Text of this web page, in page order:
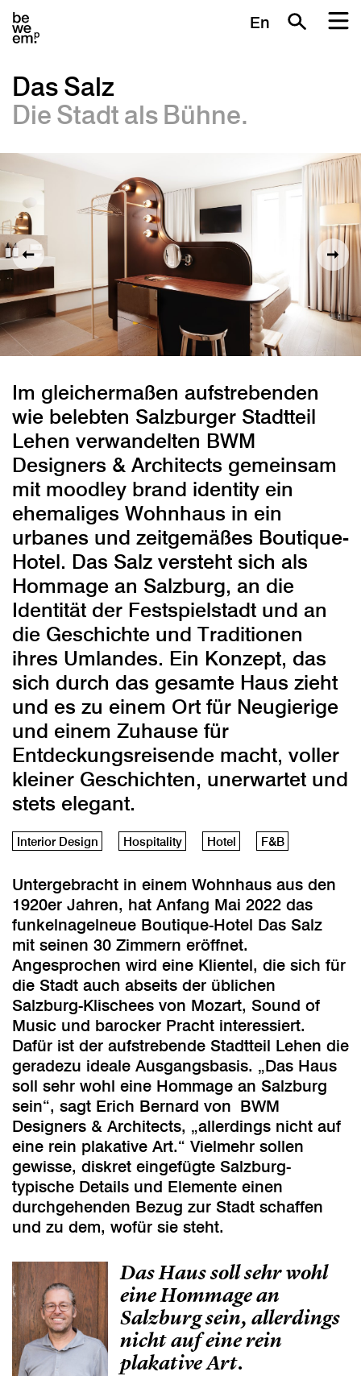
En
Das Salz
Die Stadt als Bühne.
Im gleichermaßen aufstrebenden
wie belebten Salzburger Stadtteil
Lehen verwandelten BWM
Designers & Architects gemeinsam
mit moodley brand identity ein
ehemaliges Wohnhaus in ein
urbanes und zeitgemäßes Boutique-
Hotel. Das Salz versteht sich als
Hommage an Salzburg, an die
Identität der Festspielstadt und an
die Geschichte und Traditionen
ihres Umlandes. Ein Konzept, das
sich durch das gesamte Haus zieht
und es zu einem Ort für Neugierige
und einem Zuhause für
Entdeckungsreisende macht, voller
kleiner Geschichten, unerwartet und
stets elegant.
Interior Design Hospitality Hotel F&B
Untergebracht in einem Wohnhaus aus den
1920er Jahren, hat Anfang Mai 2022 das
funkelnagelneue Boutique-Hotel Das Salz
mit seinen 30 Zimmern eröffnet.
Angesprochen wird eine Klientel, die sich für
die Stadt auch abseits der üblichen
Salzburg-Klischees von Mozart, Sound of
Music und barocker Pracht interessiert.
Dafür ist der aufstrebende Stadtteil Lehen die
geradezu ideale Ausgangsbasis. „Das Haus
soll sehr wohl eine Hommage an Salzburg
sein“, sagt Erich Bernard von BWM
Designers & Architects, „allerdings nicht auf
eine rein plakative Art.“ Vielmehr sollen
gewisse, diskret eingefügte Salzburg-
typische Details und Elemente einen
durchgehenden Bezug zur Stadt schaffen
und zu dem, wofür sie steht.
Das Haus soll sehr wohl
eine Hommage an
Salzburg sein, allerdings
nicht auf eine rein
plakative Art.